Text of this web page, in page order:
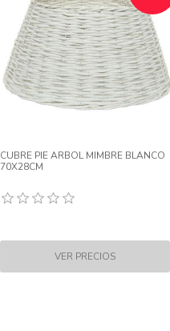
CUBRE PIE ARBOL MIMBRE BLANCO
70X28CM